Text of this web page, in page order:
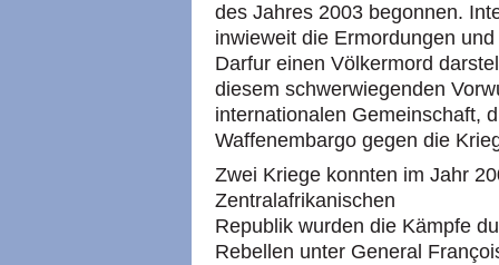
des Jahres 2003 begonnen.
inwieweit die Ermordungen
Darfur einen Völkermord
diesem schwerwiegenden
internationalen Gemeinschaft,
Waffenembargo gegen die
Zwei Kriege konnten im Jahr
Zentralafrikanischen
Republik wurden die Kämpfe
Rebellen unter General